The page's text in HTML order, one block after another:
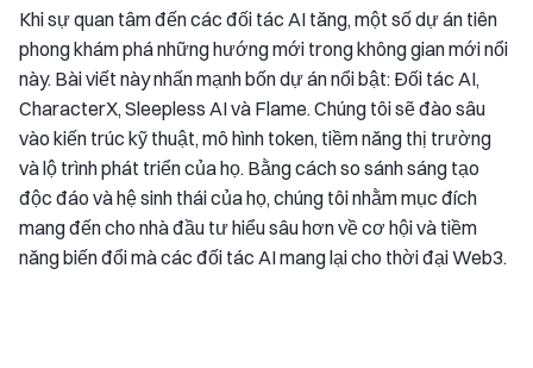
Khi sự quan tâm đến các đối tác AI tăng, một số dự án tiên
phong khám phá những hướng mới trong không gian mới nổi
này. Bài viết này nhấn mạnh bốn dự án nổi bật: Đối tác AI,
CharacterX, Sleepless AI và Flame. Chúng tôi sẽ đào sâu
vào kiến trúc kỹ thuật, mô hình token, tiềm năng thị trường
và lộ trình phát triển của họ. Bằng cách so sánh sáng tạo
độc đáo và hệ sinh thái của họ, chúng tôi nhằm mục đích
mang đến cho nhà đầu tư hiểu sâu hơn về cơ hội và tiềm
năng biến đổi mà các đối tác AI mang lại cho thời đại Web3.